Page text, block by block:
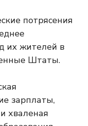
потрясения
их жителей в
Штаты.
зарплаты,
хваленая